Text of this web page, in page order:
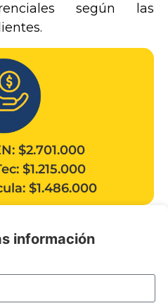
según las
$2.701.000
$1.215.000
$1.486.000
información